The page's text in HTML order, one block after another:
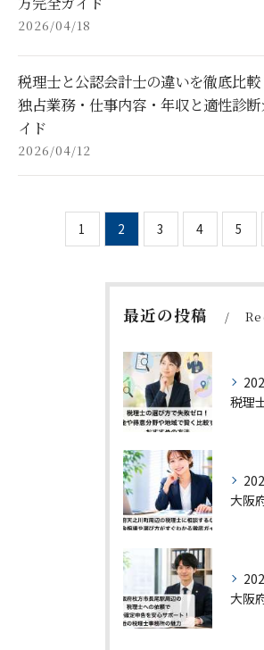
2026/04/18
税理士と公認会計士の違いを徹底比較
独占業務・仕事内容・年収と適性診
イド
2026/04/12
1 2 3 4 5
最近の投稿